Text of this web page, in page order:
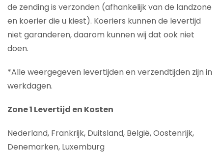
de zending is verzonden (afhankelijk van de landzone
en koerier die u kiest). Koeriers kunnen de levertijd
niet garanderen, daarom kunnen wij dat ook niet
doen.
*Alle weergegeven levertijden en verzendtijden zijn in
werkdagen.
Zone 1 Levertijd en Kosten
Nederland, Frankrijk, Duitsland, België, Oostenrijk,
Denemarken, Luxemburg